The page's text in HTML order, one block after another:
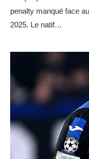
penalty manqué face
2025. Le natif…